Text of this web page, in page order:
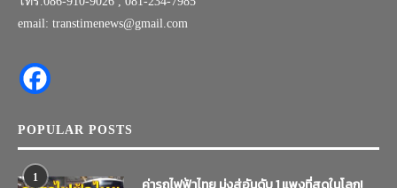
email: transtimenews@gmail.com
POPULAR POSTS
1